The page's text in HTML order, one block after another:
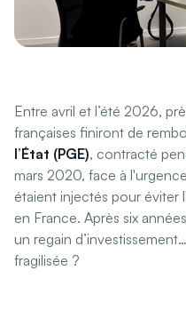
Entre avril et l’été 2026,
françaises finiront de
l’État (PGE), contracté
mars 2020, face à
étaient injectés pour éviter
en France. Après six
un regain
fragilisée ?